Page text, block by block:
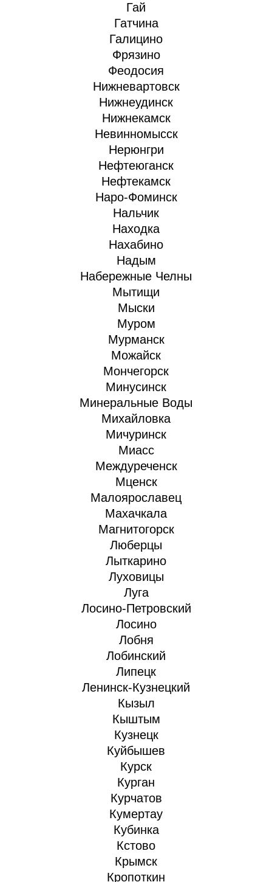
Гай
Гатчина
Галицино
Фрязино
Феодосия
Нижневартовск
Нижнеудинск
Нижнекамск
Невинномысск
Нерюнгри
Нефтеюганск
Нефтекамск
Наро-Фоминск
Нальчик
Находка
Нахабино
Надым
Набережные Челны
Мытищи
Мыски
Муром
Мурманск
Можайск
Мончегорск
Минусинск
Минеральные Воды
Михайловка
Мичуринск
Миасс
Междуреченск
Мценск
Малоярославец
Махачкала
Магнитогорск
Люберцы
Лыткарино
Луховицы
Луга
Лосино-Петровский
Лосино
Лобня
Лобинский
Липецк
Ленинск-Кузнецкий
Кызыл
Кыштым
Кузнецк
Куйбышев
Курск
Курган
Курчатов
Кумертау
Кубинка
Кстово
Крымск
Кропоткин